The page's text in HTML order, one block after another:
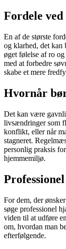
Fordele
En af de største
og klarhed, det kan
øget følelse af ro
med at forbedre
skabe et mere
Hvornår
Det kan være
livsændringer som
konflikt, eller når
stagneret.
personlig praksis
hjemmemiljø.
For dem, der
søge professionel
viden til at udføre
om, hvordan man
efterfølgende.